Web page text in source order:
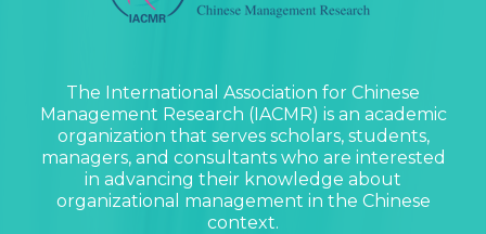
The International Association for Chinese
Management Research (IACMR) is an academic
organization that serves scholars, students,
managers, and consultants who are interested
in advancing their knowledge about
organizational management in the Chinese
context.